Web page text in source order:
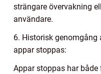
strängare övervakning
användare.
6. Historisk genomgång
appar stoppas:
Appar stoppas har både